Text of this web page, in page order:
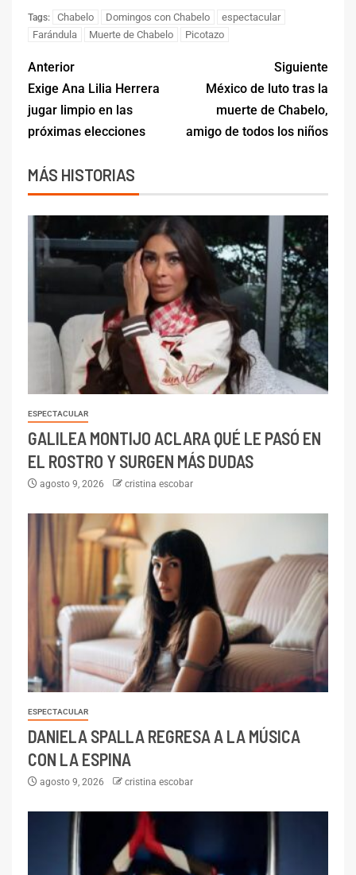
Tags: Chabelo Domingos con Chabelo
espectacular
Farándula
Muerte de Chabelo Picotazo
Anterior
Exige Ana Lilia Herrera
jugar limpio en las
próximas elecciones
Siguiente
México de luto tras la
muerte de Chabelo,
amigo de todos los niños
MÁS HISTORIAS
ESPECTACULAR
GALILEA MONTIJO ACLARA QUÉ LE PASÓ EN
EL ROSTRO Y SURGEN MÁS DUDAS
agosto 9, 2026 cristina escobar
ESPECTACULAR
DANIELA SPALLA REGRESA A LA MÚSICA
CON LA ESPINA
agosto 9, 2026 cristina escobar